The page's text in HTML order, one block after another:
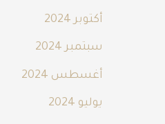
أكتوبر 2024
سبتمبر 2024
أغسطس 2024
يوليو 2024